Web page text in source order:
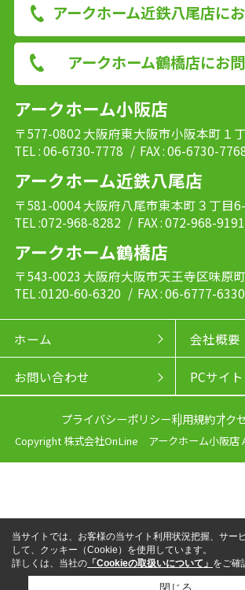
アークホーム近鉄八尾店に
アークホーム鶴橋店にお
アークホーム小阪店
〒577-0802 大阪府東大阪市小阪本町１
TEL : 06-6730-7778 / FAX : 06-6730-
アークホーム近鉄八尾店
〒581-0004 大阪府八尾市東本町３丁目
TEL :072-968-8282 / FAX : 072-968-9191
アークホーム鶴橋店
〒543-0023 大阪府大阪市天王寺区味原
TEL :0120-60-6320 / FAX : 06-6777-6330
ホーム 会社概要
お問い合わせ PCサイト
プライバシーポリシー利用規約アク
Copyright 株式会社OnLine アークホーム小阪店
当サイトでは、お客様の当サイト利用状況把握、サー
して、クッキー（Cookie）を使用しています。
詳しくは、当社の 「Cookieの取扱いについて」 をご確